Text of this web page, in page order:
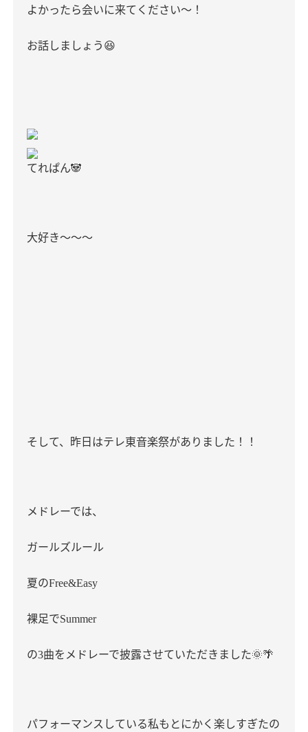
よかったら会いに来てください〜！
お話しましょう😆
てれぱん🐼
大好き〜〜〜
そして、昨日はテレ東音楽祭がありました！！
メドレーでは、
ガールズルール
夏のFree&Easy
裸足でSummer
の3曲をメドレーで披露させていただきました🌞🌴
パフォーマンスしている私もとにかく楽しすぎたの